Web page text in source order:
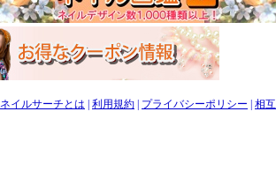
ネイルサーチとは 利用規約 プライバシーポリシー 相